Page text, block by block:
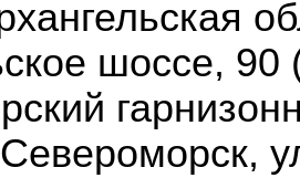
шоссе, 90
Североморск,